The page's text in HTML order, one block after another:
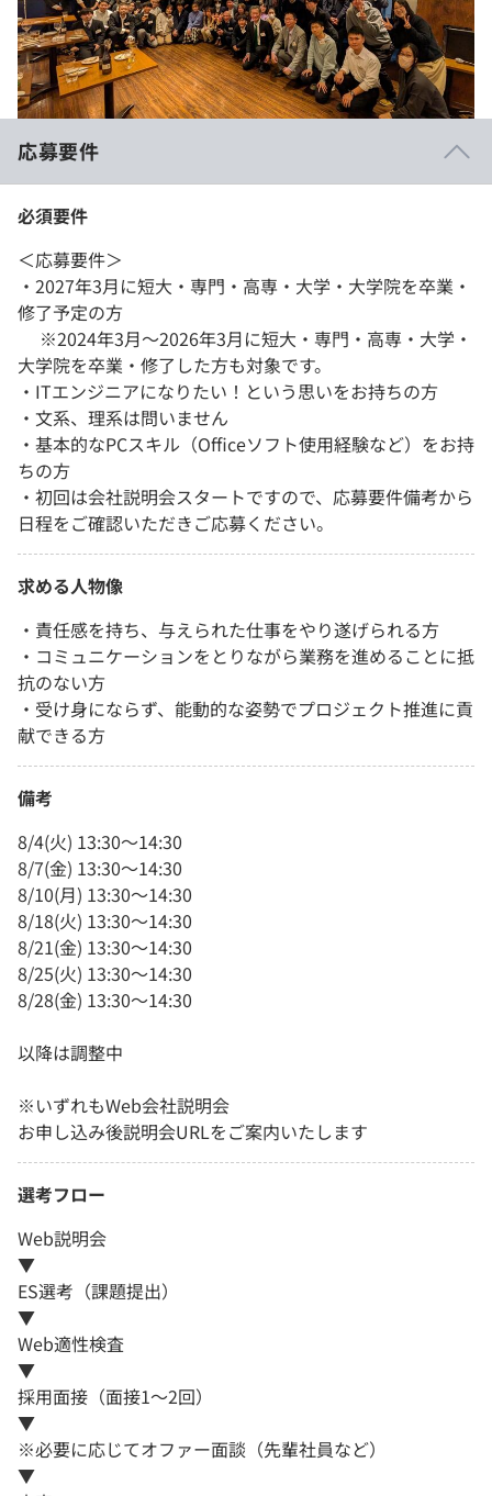
応募要件
必須要件
＜応募要件＞
・2027年3月に短大・専門・高専・大学・大学院を卒業・
修了予定の方
※2024年3月～2026年3月に短大・専門・高専・大学・
大学院を卒業・修了した方も対象です。
・ITエンジニアになりたい！という思いをお持ちの方
・文系、理系は問いません
・基本的なPCスキル（Officeソフト使用経験など）をお持
ちの方
・初回は会社説明会スタートですので、応募要件備考から
日程をご確認いただきご応募ください。
求める人物像
・責任感を持ち、与えられた仕事をやり遂げられる方
・コミュニケーションをとりながら業務を進めることに抵
抗のない方
・受け身にならず、能動的な姿勢でプロジェクト推進に貢
献できる方
備考
8/4(火) 13:30～14:30
8/7(金) 13:30～14:30
8/10(月) 13:30～14:30
8/18(火) 13:30～14:30
8/21(金) 13:30～14:30
8/25(火) 13:30～14:30
8/28(金) 13:30～14:30
以降は調整中
※いずれもWeb会社説明会
お申し込み後説明会URLをご案内いたします
選考フロー
Web説明会
▼
ES選考（課題提出）
▼
Web適性検査
▼
採用面接（面接1～2回）
▼
※必要に応じてオファー面談（先輩社員など）
▼